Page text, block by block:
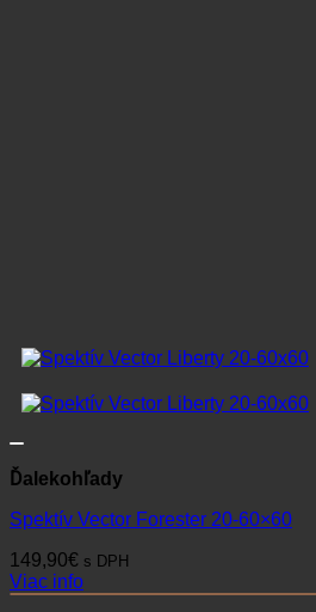
Ďalekohľady
Spektív Vector Forester 20-60×60
149,90€ s DPH
Viac info